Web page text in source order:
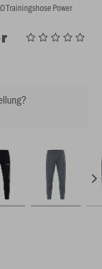
Trainingshose Power